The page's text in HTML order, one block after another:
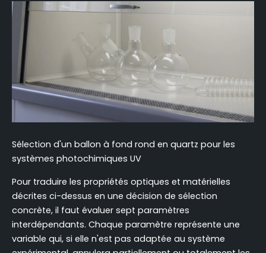
Sélection d'un ballon à fond rond en quartz pour les
systèmes photochimiques UV
Pour traduire les propriétés optiques et matérielles
décrites ci-dessus en une décision de sélection
concrète, il faut évaluer sept paramètres
interdépendants. Chaque paramètre représente une
variable qui, si elle n'est pas adaptée au système